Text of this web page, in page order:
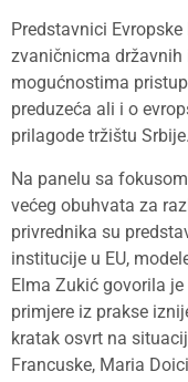
Predstavnici
zvaničnicma
mogućnostima
preduzeća ali i o
prilagode tržištu Srbije.
Na panelu sa
većeg obuhvata za
privrednika su
institucije u EU,
Elma Zukić govorila
primjere iz prakse
kratak osvrt na
Francuske, Maria